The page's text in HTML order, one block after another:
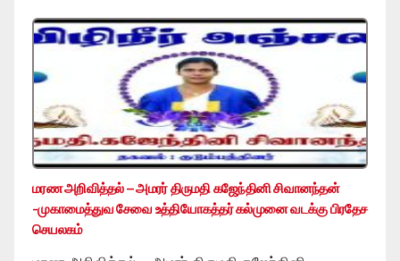
மரண அறிவித்தல் – அமரர் திருமதி கஜேந்தினி சிவானந்தன்
-முகாமைத்துவ சேவை உத்தியோகத்தர் கல்முனை வடக்கு பிரதேச
செயலகம்